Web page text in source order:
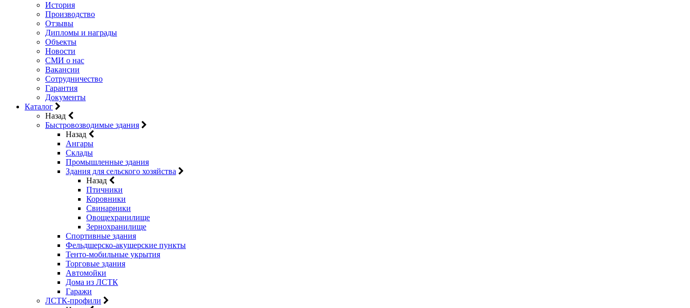
История
Производство
Отзывы
Дипломы и награды
Объекты
Новости
СМИ о нас
Вакансии
Сотрудничество
Гарантия
Документы
Каталог
Назад
Быстровозводимые здания
Назад
Ангары
Склады
Промышленные здания
Здания для сельского хозяйства
Назад
Птичники
Коровники
Свинарники
Овощехранилище
Зернохранилище
Спортивные здания
Фельдшерско-акушерские пункты
Тенто-мобильные укрытия
Торговые здания
Автомойки
Дома из ЛСТК
Гаражи
ЛСТК-профили